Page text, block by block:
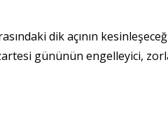
dik açının
gününün engelleyici,